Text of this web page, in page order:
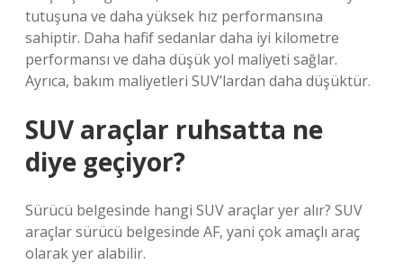
tutuşuna ve daha yüksek hız performansına
sahiptir. Daha hafif sedanlar daha iyi kilometre
performansı ve daha düşük yol maliyeti sağlar.
Ayrıca, bakım maliyetleri SUV’lardan daha düşüktür.
SUV araçlar ruhsatta ne
diye geçiyor?
Sürücü belgesinde hangi SUV araçlar yer alır? SUV
araçlar sürücü belgesinde AF, yani çok amaçlı araç
olarak yer alabilir.